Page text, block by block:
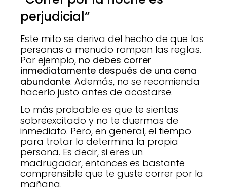
perjudicial”
Este mito se deriva del hecho de que las
personas a menudo rompen las reglas.
Por ejemplo, no debes correr
inmediatamente después de una cena
abundante. Además, no se recomienda
hacerlo justo antes de acostarse.
Lo más probable es que te sientas
sobreexcitado y no te duermas de
inmediato. Pero, en general, el tiempo
para trotar lo determina la propia
persona. Es decir, si eres un
madrugador, entonces es bastante
comprensible que te guste correr por la
mañana.